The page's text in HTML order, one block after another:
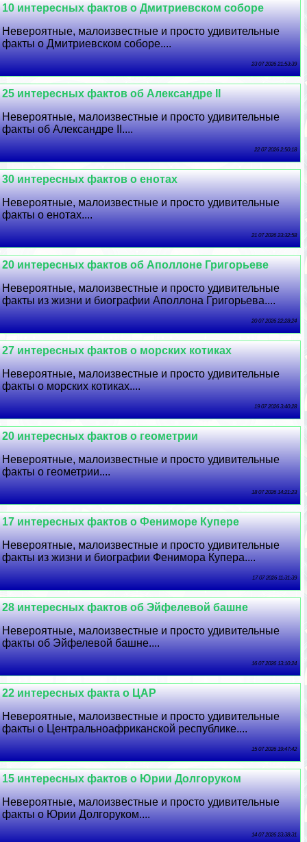
10 интересных фактов о Дмитриевском соборе
Невероятные, малоизвестные и просто удивительные
факты о Дмитриевском соборе....
23 07 2026 21:53:39
25 интересных фактов об Александре II
Невероятные, малоизвестные и просто удивительные
факты об Александре II....
22 07 2026 2:50:18
30 интересных фактов о енотах
Невероятные, малоизвестные и просто удивительные
факты о енотах....
21 07 2026 23:32:58
20 интересных фактов об Аполлоне Григорьеве
Невероятные, малоизвестные и просто удивительные
факты из жизни и биографии Аполлона Григорьева....
20 07 2026 22:28:24
27 интересных фактов о морских котиках
Невероятные, малоизвестные и просто удивительные
факты о морских котиках....
19 07 2026 3:40:28
20 интересных фактов о геометрии
Невероятные, малоизвестные и просто удивительные
факты о геометрии....
18 07 2026 14:21:23
17 интересных фактов о Фениморе Купере
Невероятные, малоизвестные и просто удивительные
факты из жизни и биографии Фенимора Купера....
17 07 2026 11:31:39
28 интересных фактов об Эйфелевой башне
Невероятные, малоизвестные и просто удивительные
факты об Эйфелевой башне....
16 07 2026 13:10:24
22 интересных факта о ЦАР
Невероятные, малоизвестные и просто удивительные
факты о Центральноафриканской республике....
15 07 2026 19:47:42
15 интересных фактов о Юрии Долгоруком
Невероятные, малоизвестные и просто удивительные
факты о Юрии Долгоруком....
14 07 2026 23:38:31